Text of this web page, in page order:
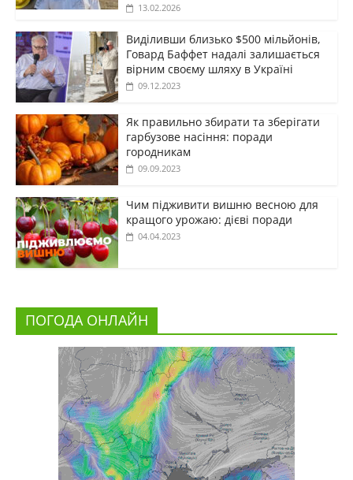
13.02.2026
Виділивши близько $500 мільйонів,
Говард Баффет надалі залишається
вірним своєму шляху в Україні
09.12.2023
Як правильно збирати та зберігати
гарбузове насіння: поради
городникам
09.09.2023
Чим підживити вишню весною для
кращого урожаю: дієві поради
04.04.2023
ПОГОДА ОНЛАЙН